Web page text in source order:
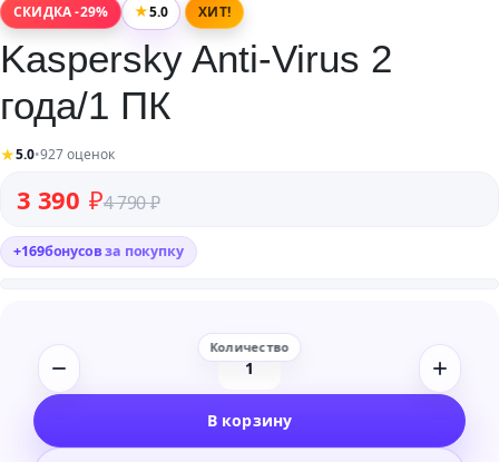
СКИДКА -29% ★5.0 ХИТ!
Kaspersky Anti-Virus 2
года/1 ПК
★5.0•927 оценок
4 790₽
Первоначальная цена составляла 4 790 ₽.
3 390 ₽
Текущая цена: 3 390 ₽.
+169бонусовза покупку
Количество
Kaspersky
В корзину